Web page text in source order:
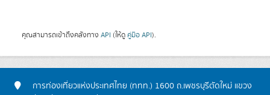
คุณสามารถเข้าถึงคลังทาง API (ให้ดู คู่มือ API).
การท่องเที่ยวแห่งประเทศไทย (ททท.) 1600 ถ.เพชรบุรีตัดใหม่ แขวง